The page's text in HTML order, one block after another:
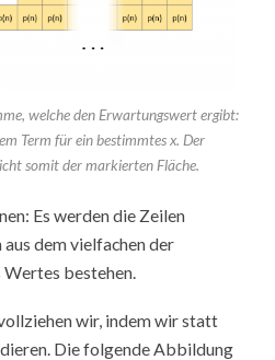
welche den Erwartungswert ergibt:
Term für ein bestimmtes x. Der
somit der markierten Fläche.
Es werden die Zeilen
dem vielfachen der
bestehen.
wir, indem wir statt
Die folgende Abbildung